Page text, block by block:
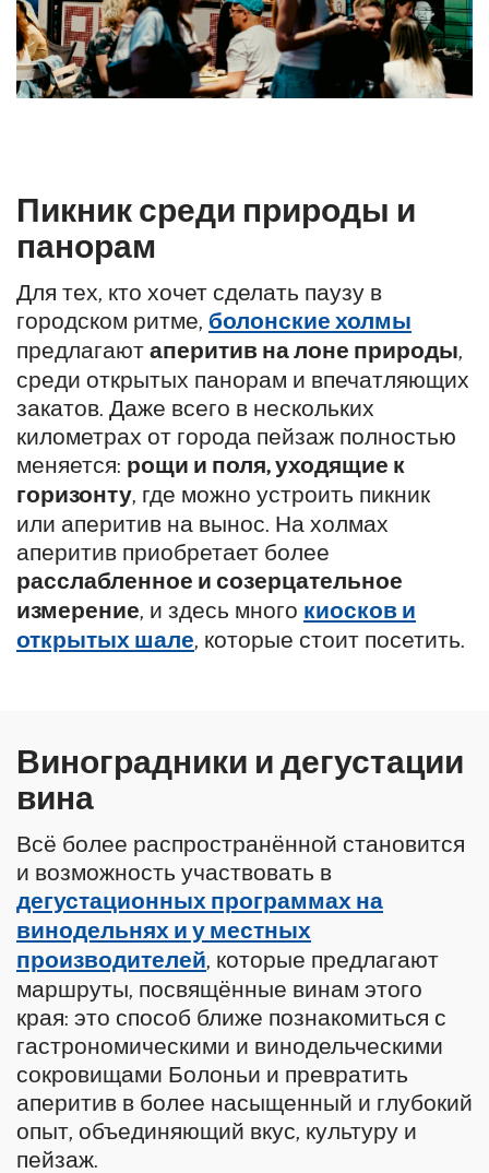
Пикник среди природы и
панорам
Для тех, кто хочет сделать паузу в
городском ритме, болонские холмы
предлагают аперитив на лоне природы,
среди открытых панорам и впечатляющих
закатов. Даже всего в нескольких
километрах от города пейзаж полностью
меняется: рощи и поля, уходящие к
горизонту, где можно устроить пикник
или аперитив на вынос. На холмах
аперитив приобретает более
расслабленное и созерцательное
измерение, и здесь много киосков и
открытых шале, которые стоит посетить.
Виноградники и дегустации
вина
Всё более распространённой становится
и возможность участвовать в
дегустационных программах на
винодельнях и у местных
производителей , которые предлагают
маршруты, посвящённые винам этого
края: это способ ближе познакомиться с
гастрономическими и винодельческими
сокровищами Болоньи и превратить
аперитив в более насыщенный и глубокий
опыт, объединяющий вкус, культуру и
пейзаж.